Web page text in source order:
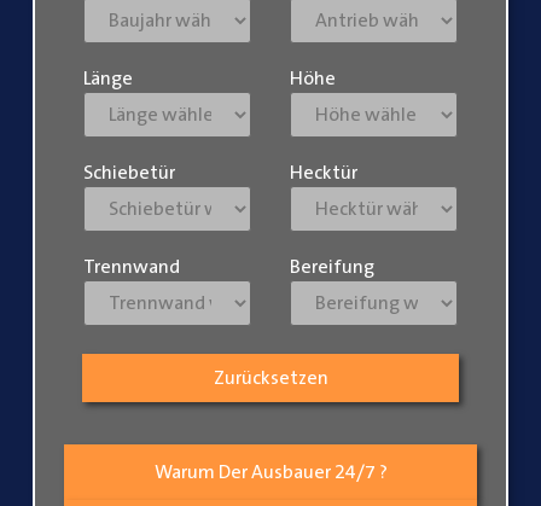
Warum Der Ausbauer 24/7 ?
Länge Höhe
Schiebetür Hecktür
Trennwand Bereifung
Zurücksetzen